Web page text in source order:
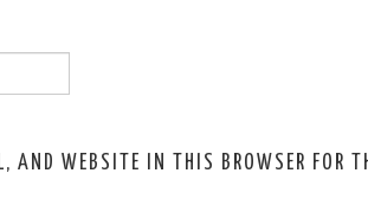
AND WEBSITE IN THIS BROWSER FOR